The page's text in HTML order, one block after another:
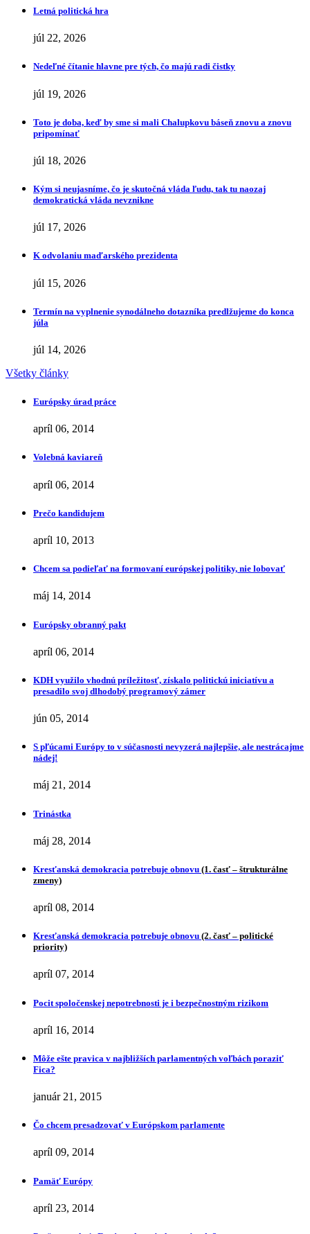
Letná politická hra
júl 22, 2026
Nedeľné čítanie hlavne pre tých, čo majú radi čistky
júl 19, 2026
Toto je doba, keď by sme si mali Chalupkovu báseň znovu a znovu
pripomínať
júl 18, 2026
Kým si neujasníme, čo je skutočná vláda ľudu, tak tu naozaj
demokratická vláda nevznikne
júl 17, 2026
K odvolaniu maďarského prezidenta
júl 15, 2026
Termín na vyplnenie synodálneho dotazníka predlžujeme do konca
júla
júl 14, 2026
Všetky články
Európsky úrad práce
apríl 06, 2014
Volebná kaviareň
apríl 06, 2014
Prečo kandidujem
apríl 10, 2013
Chcem sa podieľať na formovaní európskej politiky, nie lobovať
máj 14, 2014
Európsky obranný pakt
apríl 06, 2014
KDH využilo vhodnú príležitosť, získalo politickú iniciatívu a
presadilo svoj dlhodobý programový zámer
jún 05, 2014
S pľúcami Európy to v súčasnosti nevyzerá najlepšie, ale nestrácajme
nádej!
máj 21, 2014
Trinástka
máj 28, 2014
Kresťanská demokracia potrebuje obnovu (1. časť – štrukturálne
zmeny)
apríl 08, 2014
Kresťanská demokracia potrebuje obnovu (2. časť – politické
priority)
apríl 07, 2014
Pocit spoločenskej nepotrebnosti je i bezpečnostným rizikom
apríl 16, 2014
Môže ešte pravica v najbližších parlamentných voľbách poraziť
Fica?
január 21, 2015
Čo chcem presadzovať v Európskom parlamente
apríl 09, 2014
Pamäť Európy
apríl 23, 2014